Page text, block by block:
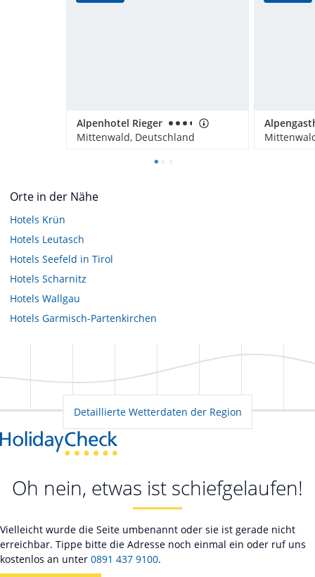
Alpenhotel Rieger
Mittenwald, Deutschland
Orte in der Nähe
Hotels Krün
Hotels Leutasch
Hotels Seefeld in Tirol
Hotels Scharnitz
Hotels Wallgau
Hotels Garmisch-Partenkirchen
Detaillierte Wetterdaten der Region
Oh nein, etwas ist schiefgelaufen!
Vielleicht wurde die Seite umbenannt oder sie ist gerade nicht
erreichbar. Tippe bitte die Adresse noch einmal ein oder ruf uns
kostenlos an unter 0891 437 9100.